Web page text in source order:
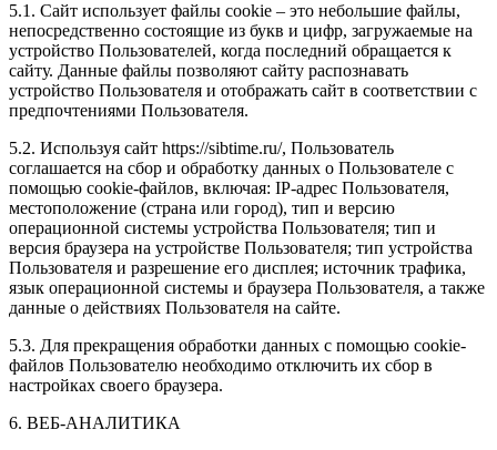
5.1. Сайт использует файлы cookie – это небольшие файлы,
непосредственно состоящие из букв и цифр, загружаемые на
устройство Пользователей, когда последний обращается к
сайту. Данные файлы позволяют сайту распознавать
устройство Пользователя и отображать сайт в соответствии с
предпочтениями Пользователя.
5.2. Используя сайт https://sibtime.ru/, Пользователь
соглашается на сбор и обработку данных о Пользователе с
помощью cookie-файлов, включая: IP-адрес Пользователя,
местоположение (страна или город), тип и версию
операционной системы устройства Пользователя; тип и
версия браузера на устройстве Пользователя; тип устройства
Пользователя и разрешение его дисплея; источник трафика,
язык операционной системы и браузера Пользователя, а также
данные о действиях Пользователя на сайте.
5.3. Для прекращения обработки данных с помощью cookie-
файлов Пользователю необходимо отключить их сбор в
настройках своего браузера.
6. ВЕБ-АНАЛИТИКА